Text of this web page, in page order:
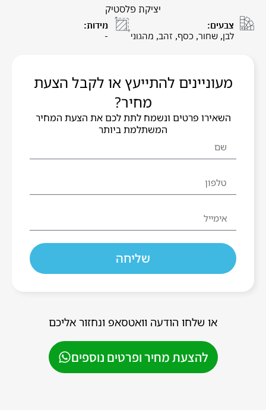
יציקת פלסטיק
צבעים:
לבן, שחור, כסף, זהב, מהגוני
מידות:
-
מעוניינים להתייעץ או לקבל הצעת
מחיר?
השאירו פרטים ונשמח לתת לכם את הצעת המחיר
המשתלמת ביותר
שליחה
או שלחו הודעה וואטסאפ ונחזור אליכם
להצעת מחיר ופרטים נוספים